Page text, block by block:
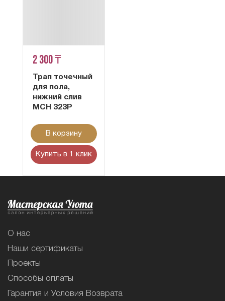
2 300 ₸
Трап точечный
для пола,
нижний слив
MCH 323P
В корзину
Купить в 1 клик
О нас
Наши сертификаты
Проекты
Способы оплаты
Гарантия и Условия Возврата